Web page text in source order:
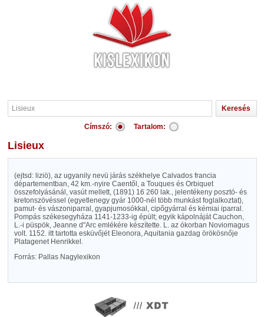
Címszó: Tartalom:
Lisieux
(ejtsd: liziö), az ugyanily nevü járás székhelye Calvados francia
départementban, 42 km.-nyire Caentől, a Touques és Orbiquet
összefolyásánál, vasút mellett, (1891) 16 260 lak., jelentékeny posztó- és
kretonszövéssel (egyetlenegy gyár 1000-nél több munkást foglalkoztat),
pamut- és vászoniparral, gyapjumosókkal, cipőgyárral és kémiai iparral.
Pompás székesegyháza 1141-1233-ig épült; egyik kápolnáját Cauchon,
L.-i püspök, Jeanne d"Arc emlékére készítette. L. az ókorban Noviomagus
volt. 1152. itt tartotta esküvőjét Eleonora, Aquitania gazdag örökösnője
Platagenet Henrikkel.
Forrás: Pallas Nagylexikon